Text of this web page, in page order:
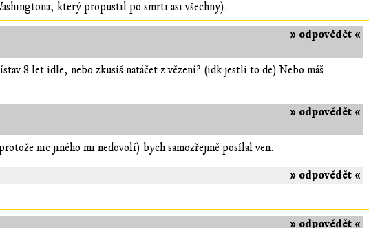
který propustil po smrti asi všechny).
» odpovědět «
8 let idle, nebo zkusíš natáčet z vězení? (idk jestli to de) Nebo máš
» odpovědět «
nic jiného mi nedovolí) bych samozřejmě posílal ven.
» odpovědět «
» odpovědět «